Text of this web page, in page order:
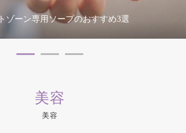
ゾーン専用ソープのおすすめ3選
美容
美容